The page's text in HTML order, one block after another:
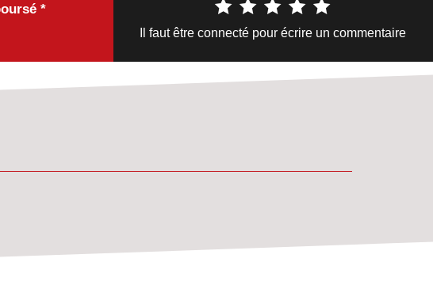
*
Il faut être connecté pour écrire un commentaire